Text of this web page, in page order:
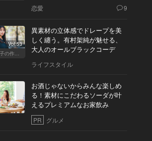
恋愛 9
Vol.53
東カレ女子の作り方
異素材の立体感でドレープを美
しく纏う。有村架純が魅せる、
大人のオールブラックコーデ
ライフスタイル
お酒じゃないからみんな楽しめ
る！素材にこだわるソーダが叶
えるプレミアムなお家飲み
PR グルメ